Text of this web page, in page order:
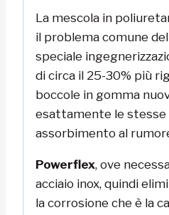
La mescola in
il problema comune
speciale
di circa il 25-30% più
boccole in gomma
esattamente le
assorbimento al
Powerflex, ove
acciaio inox, quindi
la corrosione che è la